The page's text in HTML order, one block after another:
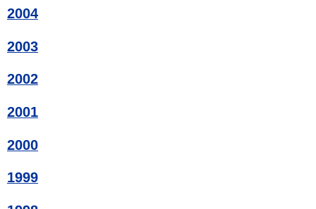
2004
2003
2002
2001
2000
1999